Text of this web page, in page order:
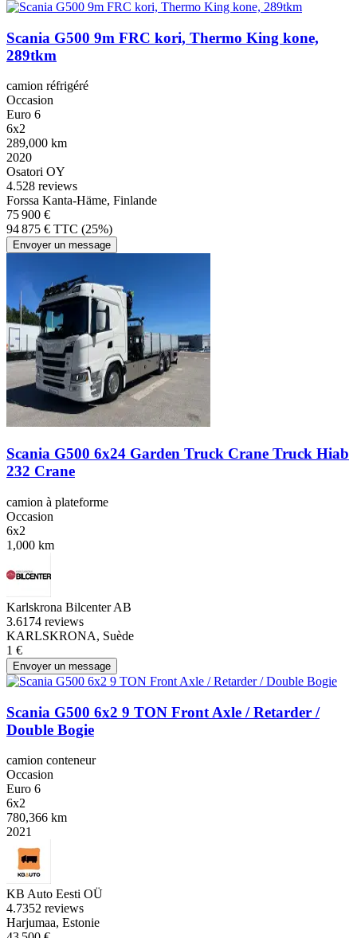
Scania G500 9m FRC kori, Thermo King kone,
289tkm
camion réfrigéré
Occasion
Euro 6
6x2
289,000 km
2020
Osatori OY
4.528 reviews
Forssa Kanta-Häme, Finlande
75 900 €
94 875 € TTC (25%)
Envoyer un message
Scania G500 6x24 Garden Truck Crane Truck Hiab
232 Crane
camion à plateforme
Occasion
6x2
1,000 km
Karlskrona Bilcenter AB
3.6174 reviews
KARLSKRONA, Suède
1 €
Envoyer un message
Scania G500 6x2 9 TON Front Axle / Retarder /
Double Bogie
camion conteneur
Occasion
Euro 6
6x2
780,366 km
2021
KB Auto Eesti OÜ
4.7352 reviews
Harjumaa, Estonie